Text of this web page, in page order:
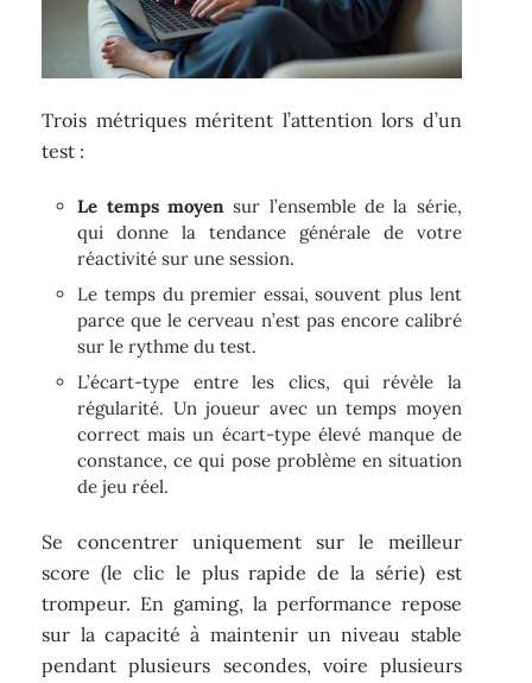
Trois métriques méritent l’attention lors d’un
test :
Le temps moyen sur l’ensemble de la série,
qui donne la tendance générale de votre
réactivité sur une session.
Le temps du premier essai, souvent plus lent
parce que le cerveau n’est pas encore calibré
sur le rythme du test.
L’écart-type entre les clics, qui révèle la
régularité. Un joueur avec un temps moyen
correct mais un écart-type élevé manque de
constance, ce qui pose problème en situation
de jeu réel.
Se concentrer uniquement sur le meilleur
score (le clic le plus rapide de la série) est
trompeur. En gaming, la performance repose
sur la capacité à maintenir un niveau stable
pendant plusieurs secondes, voire plusieurs